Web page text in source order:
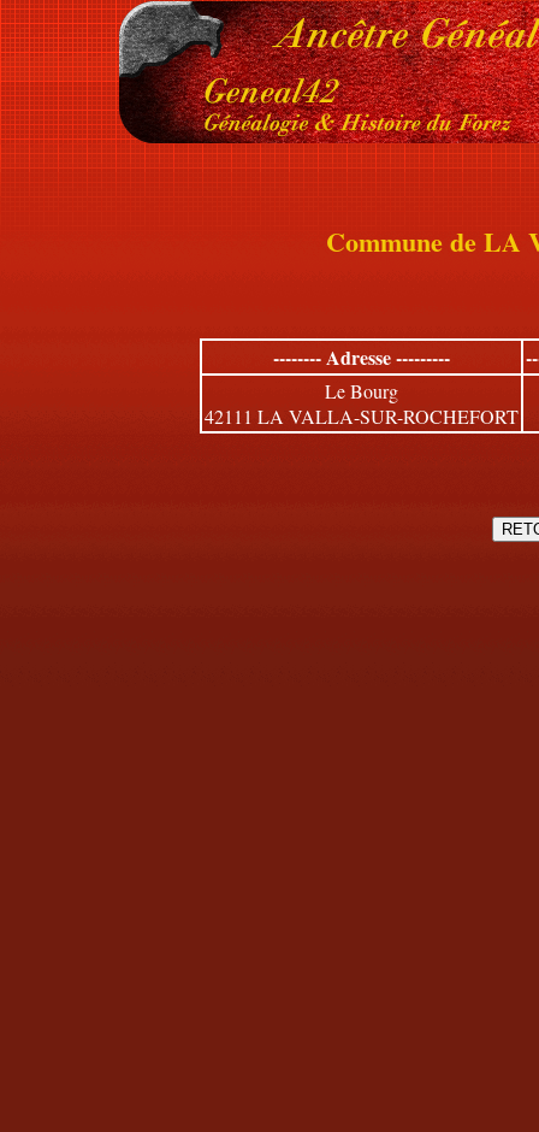
Commune de LA
-------- Adresse ---------
Le Bourg
42111 LA VALLA-SUR-ROCHEFORT